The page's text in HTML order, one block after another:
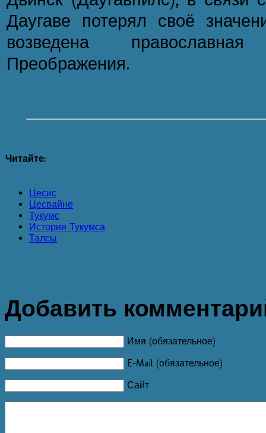
Даугаве потерял своё
возведена
Преображения.
Читайте:
Цесис
Цесвайне
Тукумс
История Тукумса
Талсы
Добавить
Имя (обязательное)
E-Mail (обязательное)
Сайт